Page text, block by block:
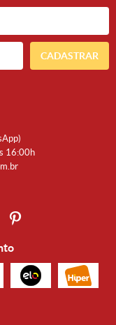
CADASTRAR
16:00h